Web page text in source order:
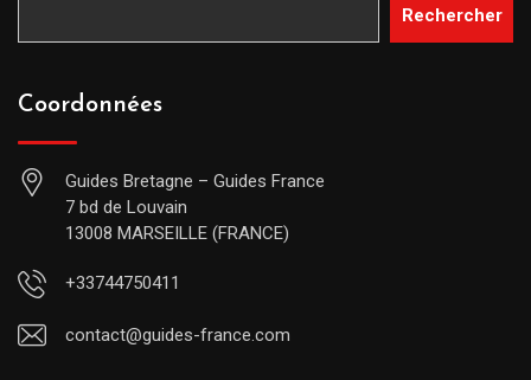
Rechercher
Coordonnées
Guides Bretagne – Guides France
7 bd de Louvain
13008 MARSEILLE (FRANCE)
+33744750411
contact@guides-france.com